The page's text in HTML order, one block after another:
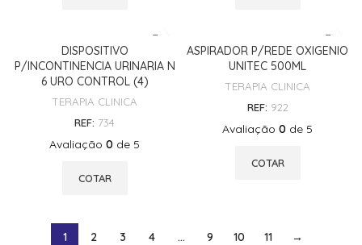
DISPOSITIVO
P/INCONTINENCIA URINARIA N
6 URO CONTROL (4)
TERAPIA CLINICA
REF: 734
Avaliação 0 de 5
COTAR
ASPIRADOR P/REDE OXIGENIO
UNITEC 500ML
TERAPIA CLINICA
REF: 922
Avaliação 0 de 5
COTAR
1 2 3 4 … 9 10 11 →